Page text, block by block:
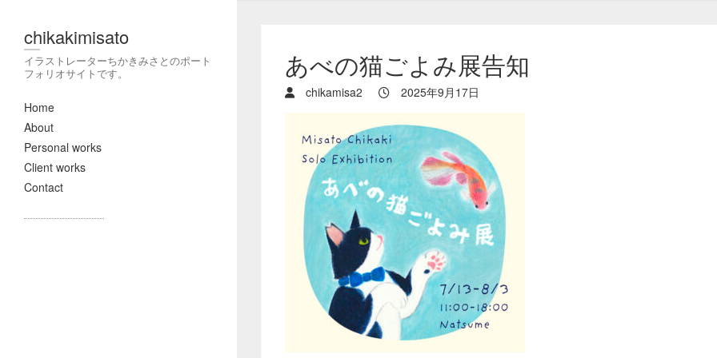
chikakimisato
イラストレーターちかきみさとのポート
フォリオサイトです。
Home
About
Personal works
Client works
Contact
あべの猫ごよみ展告知
chikamisa2 2025年9月17日